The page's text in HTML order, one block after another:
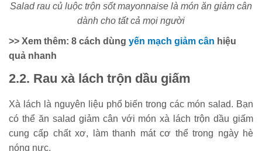
Salad rau củ luộc trộn sốt mayonnaise là món ăn giảm cân
dành cho tất cả mọi người
>> Xem thêm: 8 cách dùng yến mạch giảm cân hiệu
quả nhanh
2.2. Rau xà lách trộn dầu giấm
Xà lách là nguyên liệu phổ biến trong các món salad. Bạn
có thể ăn salad giảm cân với món xà lách trộn dầu giấm
cung cấp chất xơ, làm thanh mát cơ thể trong ngày hè
nóng nực.